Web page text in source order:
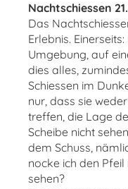
Nachtschiessen
Das
Erlebnis.
Umgebung, auf
dies alles,
Schiessen im
nur, dass sie
treffen, die Lage
Scheibe nicht
dem Schuss,
nocke ich den
sehen?